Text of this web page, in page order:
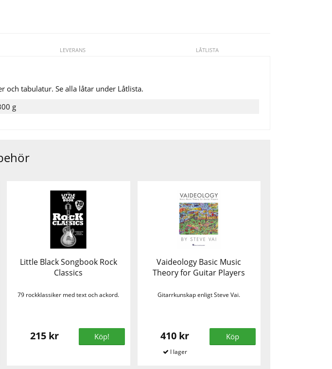
LEVERANS LÅTLISTA
och tabulatur. Se alla låtar under Låtlista.
g
Little Black Songbook Rock
Classics
79 rockklassiker med text och ackord.
215 kr Köp!
Vaideology Basic Music
Theory for Guitar Players
Gitarrkunskap enligt Steve Vai.
410 kr Köp